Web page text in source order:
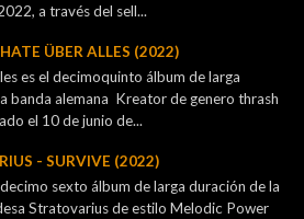
a través del sell...
ÜBER ALLES (2022)
es el decimoquinto álbum de larga
banda alemana Kreator de genero thrash
el 10 de junio de...
- SURVIVE (2022)
sexto álbum de larga duración de la
Stratovarius de estilo Melodic Power